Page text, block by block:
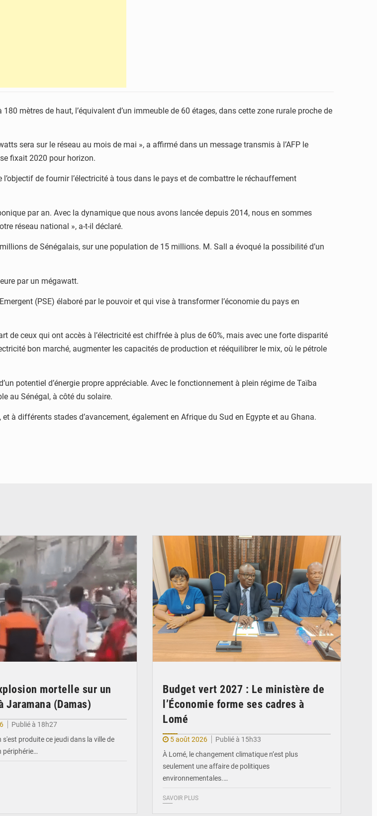
mètres de haut, l’équivalent d’un immeuble de 60 étages, dans cette zone rurale proche de
sera sur le réseau au mois de mai », a affirmé dans un message transmis à l’AFP le
fixait 2020 pour horizon.
de fournir l’électricité à tous dans le pays et de combattre le réchauffement
par an. Avec la dynamique que nous avons lancée depuis 2014, nous en sommes
réseau national », a-t-il déclaré.
de Sénégalais, sur une population de 15 millions. M. Sall a évoqué la possibilité d’un
par un mégawatt.
(PSE) élaboré par le pouvoir et qui vise à transformer l’économie du pays en
de ceux qui ont accès à l’électricité est chiffrée à plus de 60%, mais avec une forte disparité
bon marché, augmenter les capacités de production et rééquilibrer le mix, où le pétrole
potentiel d’énergie propre appréciable. Avec le fonctionnement à plein régime de Taïba
au Sénégal, à côté du solaire.
à différents stades d’avancement, également en Afrique du Sud en Egypte et au Ghana.
mortelle sur un
Jaramana (Damas)
Publié à 18h27
s'est produite ce jeudi dans la ville de
périphérie…
Budget vert 2027 : Le ministère de
l’Économie forme ses cadres à
Lomé
5 août 2026
Publié à 15h33
À Lomé, le changement climatique n’est plus
seulement une affaire de politiques
environnementales.…
SAVOIR PLUS